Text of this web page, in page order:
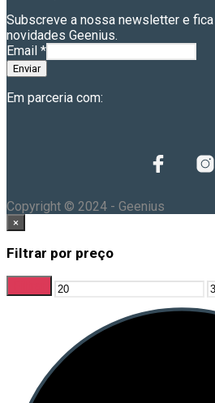
Subscreve a nossa newsletter e
novidades Geenius.
Email *
Enviar
Em parceria com:
Copyright © 2024 - Geenius
×
Filtrar por preço
Preço